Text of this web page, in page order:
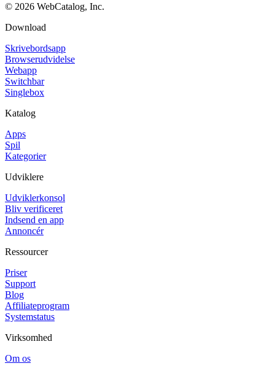
© 2026 WebCatalog, Inc.
Download
Skrivebordsapp
Browserudvidelse
Webapp
Switchbar
Singlebox
Katalog
Apps
Spil
Kategorier
Udviklere
Udviklerkonsol
Bliv verificeret
Indsend en app
Annoncér
Ressourcer
Priser
Support
Blog
Affiliateprogram
Systemstatus
Virksomhed
Om os